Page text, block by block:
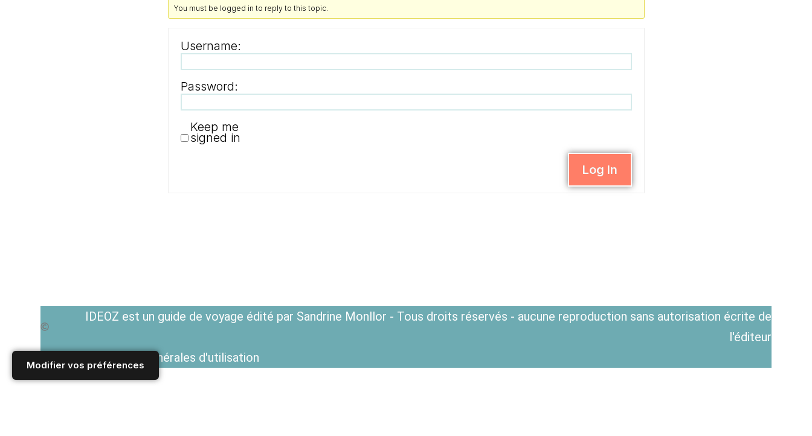
Modifier vos préférences
You must be logged in to reply to this topic.
Username:
Password:
Keep me
signed in
Log In
IDEOZ est un guide de voyage édité par Sandrine Monllor - Tous droits réservés - aucune reproduction sans autorisation écrite de
l'éditeur
Voir les Conditions générales d'utilisation